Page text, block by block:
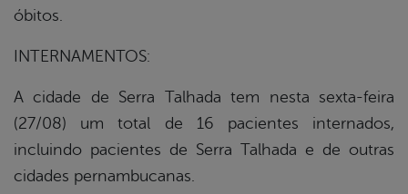
óbitos.
INTERNAMENTOS:
A cidade de Serra Talhada tem nesta sexta-feira
(27/08) um total de 16 pacientes internados,
incluindo pacientes de Serra Talhada e de outras
cidades pernambucanas.